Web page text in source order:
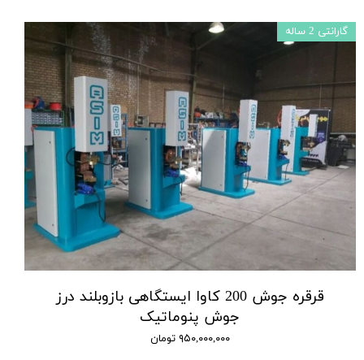
قرقره جوش 200 کاوا ایستگاهی بازوبلند درز
جوش پنوماتیک
۹۵۰,۰۰۰,۰۰۰ تومان
گارانتی 2 ساله